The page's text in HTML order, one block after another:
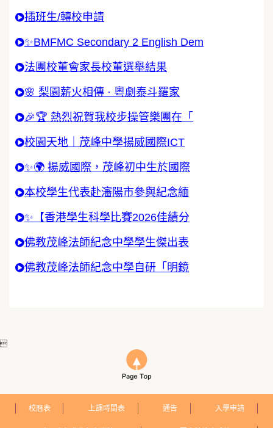
插班生/轉校申請
✨BMFMC Secondary 2 English Dem
法團校董會家長校董選舉結果
🌸 梨園薪火相傳 · 粵劇泰斗羅家
🎉🏆 熱烈祝賀我校步操管樂團在「
校園天地｜茂峰中學揚威國際ICT
✨🌍 揚威國際，茂峰初中生於國際
本校學生代表赴瀋陽市參與紀念緬
✨【香港學生科學比賽2026佳績分
佛教茂峰法師紀念中學學生傑出表
佛教茂峰法師紀念中學自研「明鏡

校曆表 上課時間表 通告 入學申請